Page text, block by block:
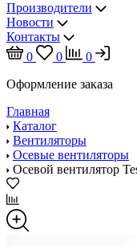
Производители
Новости
Контакты
0
0
0
Оформление заказа
Главная
Каталог
Вентиляторы
Осевые вентиляторы
Осевой вентилятор